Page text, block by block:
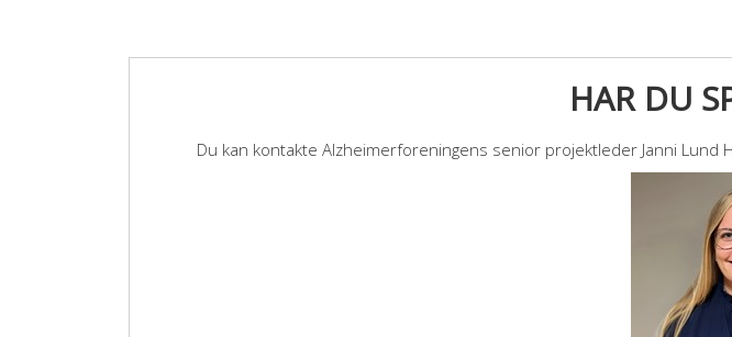
HAR DU
Du kan kontakte Alzheimerforeningens senior projektleder Janni